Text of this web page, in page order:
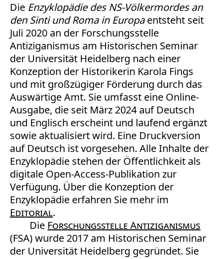
Die Enzyklopädie des NS-Völkermordes an
den Sinti und Roma in Europaentsteht seit
Juli 2020 an der Forschungsstelle
Antiziganismus am Historischen Seminar
der Universität Heidelberg nach einer
Konzeption der Historikerin Karola Fings
und mit großzügiger Förderung durch das
Auswärtige Amt. Sie umfasst eine Online-
Ausgabe, die seit März 2024 auf Deutsch
und Englisch erscheint und laufend ergänzt
sowie aktualisiert wird. Eine Druckversion
auf Deutsch ist vorgesehen. Alle Inhalte der
Enzyklopädie stehen der Öffentlichkeit als
digitale Open-Access-Publikation zur
Verfügung. Über die Konzeption der
Enzyklopädie erfahren Sie mehr im
Editorial.
Die Forschungsstelle Antiziganismus
(FSA) wurde 2017 am Historischen Seminar
der Universität Heidelberg gegründet. Sie